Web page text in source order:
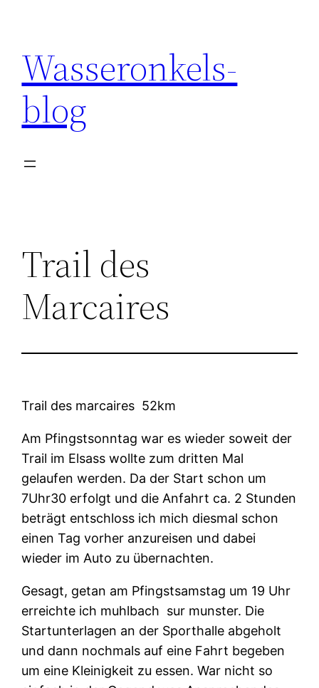
Wasseronkels-
blog
Trail des
Marcaires
Trail des marcaires 52km
Am Pfingstsonntag war es wieder soweit der
Trail im Elsass wollte zum dritten Mal
gelaufen werden. Da der Start schon um
7Uhr30 erfolgt und die Anfahrt ca. 2 Stunden
beträgt entschloss ich mich diesmal schon
einen Tag vorher anzureisen und dabei
wieder im Auto zu übernachten.
Gesagt, getan am Pfingstsamstag um 19 Uhr
erreichte ich muhlbach sur munster. Die
Startunterlagen an der Sporthalle abgeholt
und dann nochmals auf eine Fahrt begeben
um eine Kleinigkeit zu essen. War nicht so